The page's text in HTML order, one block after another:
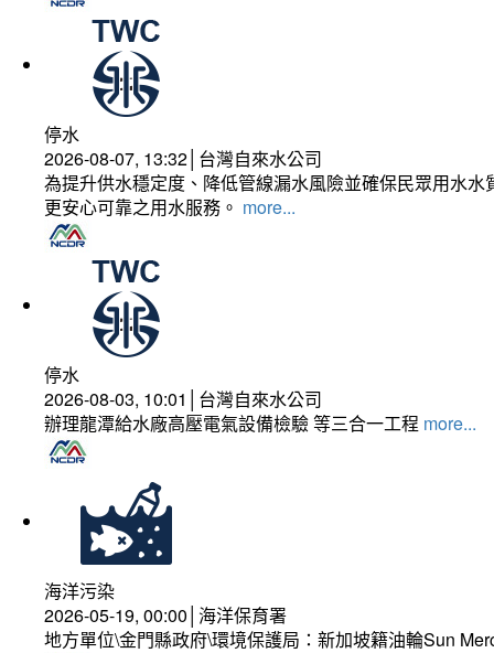
停水
2026-08-07, 13:32│台灣自來水公司
為提升供水穩定度、降低管線漏水風險並確保民眾用水
更安心可靠之用水服務。 more...
停水
2026-08-03, 10:01│台灣自來水公司
辦理龍潭給水廠高壓電氣設備檢驗 等三合一工程 more...
海洋污染
2026-05-19, 00:00│海洋保育署
地方單位\金門縣政府\環境保護局：新加坡籍油輪Sun